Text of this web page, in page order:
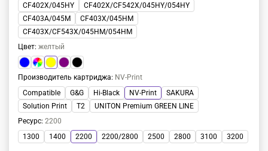
CF402X/045HY
CF402X/CF542X/045HY/054HY
CF403A/045M
CF403X/045HM
CF403X/CF543X/045HM/054HM
Цвет: желтый
Производитель картриджа: NV-Print
Compatible
G&G Hi-Black NV-Print
SAKURA
Solution Print
T2
UNITON Premium GREEN LINE
Ресурс: 2200
1300
1400 2200 2200/2800 2500 2800 3100 3200